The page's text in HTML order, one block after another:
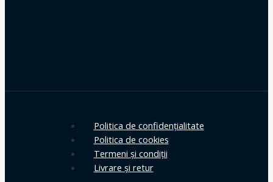
Politica de confidențialitate
Politica de cookies
Termeni și condiții
Livrare și retur